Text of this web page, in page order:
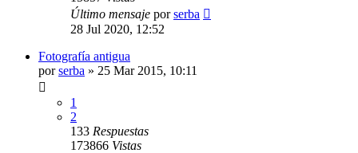
Último mensaje porserba
28 Jul 2020, 12:52
Fotografía antigua
porserba » 25 Mar 2015, 10:11
1
2
133 Respuestas
173866 Vistas